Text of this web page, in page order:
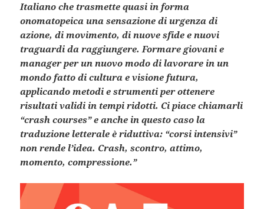
Italiano che trasmette quasi in forma
onomatopeica una sensazione di urgenza di
azione, di movimento, di nuove sfide e nuovi
traguardi da raggiungere. Formare giovani e
manager per un nuovo modo di lavorare in un
mondo fatto di cultura e visione futura,
applicando metodi e strumenti per ottenere
risultati validi in tempi ridotti. Ci piace chiamarli
“crash courses” e anche in questo caso la
traduzione letterale è riduttiva: “corsi intensivi”
non rende l’idea. Crash, scontro, attimo,
momento, compressione.”